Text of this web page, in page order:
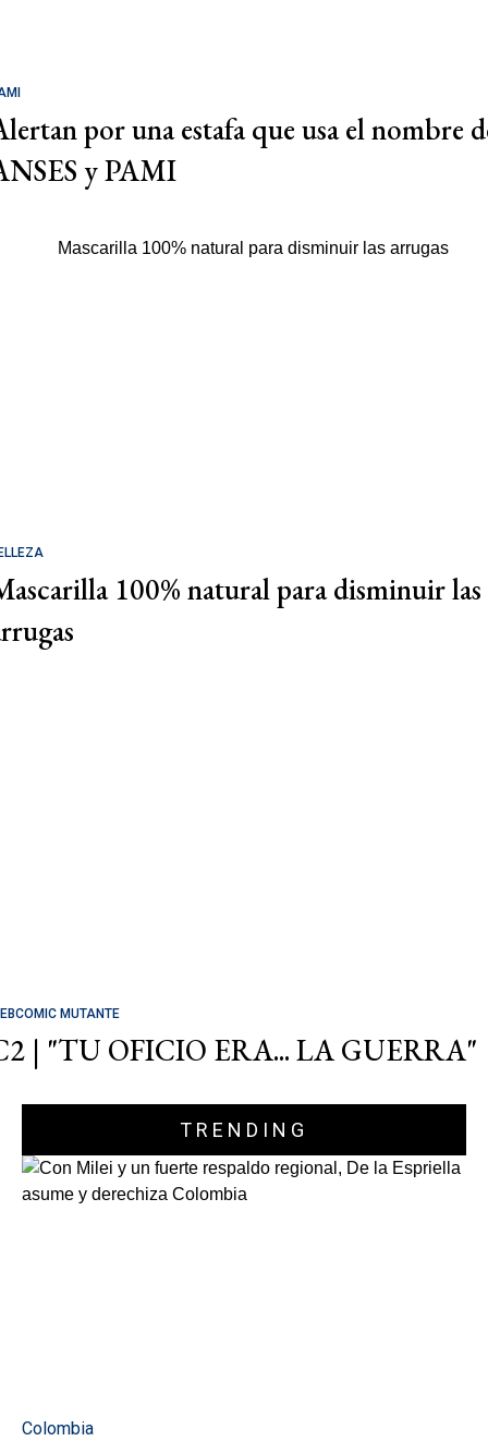
por una estafa que usa el nombre
y PAMI
100% natural para disminuir las
MUTANTE
| "TU OFICIO ERA... LA GUERRA"
TRENDING
Colombia